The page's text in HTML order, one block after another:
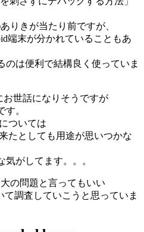
りきが当たり前ですが、
端末が分かれていることもあ
のは便利で結構良く使っていま
お世話になりそうですが
。
ついては
たとしても用途が思いつかな
がしてます。。。
の問題と言ってもいい
て調査していこうと思っていま